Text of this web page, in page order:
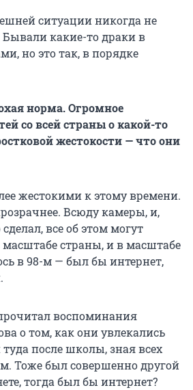
ситуации никогда не
Бывали какие-то драки в
но это так, в порядке
норма. Огромное
со всей страны о какой-то
жестокости — что они
жестокими к этому времени.
Всюду камеры, и,
все об этом могут
масштабе страны, и в масштабе
в 98-м — был бы интернет,
воспоминания
о том, как они увлекались
после школы, зная всех
Тоже был совершенно другой
тогда был бы интернет?